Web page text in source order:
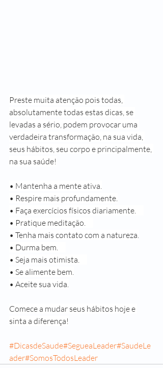
Preste muita atenção pois todas,
absolutamente todas estas dicas, se
levadas a sério, podem provocar uma
verdadeira transformação, na sua vida,
seus hábitos, seu corpo e principalmente,
na sua saúde!
• Mantenha a mente ativa.
• Respire mais profundamente.
• Faça exercícios físicos diariamente. ⠀
• Pratique meditação. ⠀
• Tenha mais contato com a natureza.
• Durma bem. ⠀
• Seja mais otimista. ⠀
• Se alimente bem.
• Aceite sua vida.
Comece a mudar seus hábitos hoje e
sinta a diferença!
#DicasdeSaude#SegueaLeader#SaudeLe
ader#SomosTodosLeader